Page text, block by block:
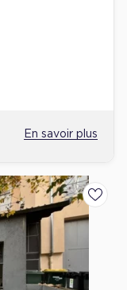
En savoir plus